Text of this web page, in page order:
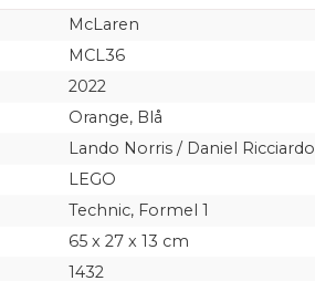
McLaren
MCL36
2022
Orange, Blå
Lando Norris / Daniel Ricciardo
LEGO
Technic, Formel 1
65 x 27 x 13 cm
1432